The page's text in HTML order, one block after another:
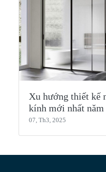
Xu hướng thiết kế
kính mới nhất năm
07, Th3, 2025